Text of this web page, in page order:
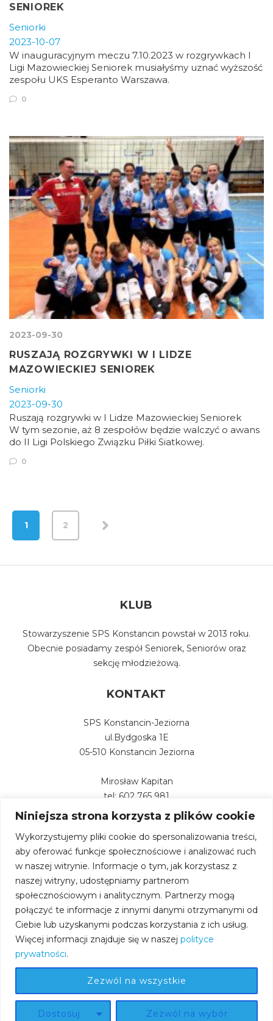
Niniejsza strona korzysta z plików cookie
Wykorzystujemy pliki cookie do spersonalizowania treści,
aby oferować funkcje społecznościowe i analizować ruch
w naszej witrynie. Informacje o tym, jak korzystasz z
naszej witryny, udostępniamy partnerom
społecznościowym i analitycznym. Partnerzy mogą
połączyć te informacje z innymi danymi otrzymanymi od
Ciebie lub uzyskanymi podczas korzystania z ich usług.
Więcej informacji znajduje się w naszej polityce
prywatności.
Dostosuj Zezwól na wybór
Zezwól na wszystkie
SENIOREK
Seniorki
2023-10-07
W inauguracyjnym meczu 7.10.2023 w rozgrywkach I
Ligi Mazowieckiej Seniorek musiałyśmy uznać wyższość
zespołu UKS Esperanto Warszawa.
0
2023-09-30
RUSZAJĄ ROZGRYWKI W I LIDZE
MAZOWIECKIEJ SENIOREK
Seniorki
2023-09-30
Ruszają rozgrywki w I Lidze Mazowieckiej Seniorek
W tym sezonie, aż 8 zespołów będzie walczyć o awans
do II Ligi Polskiego Związku Piłki Siatkowej.
0
1 2
KLUB
Stowarzyszenie SPS Konstancin powstał w 2013 roku.
Obecnie posiadamy zespół Seniorek, Seniorów oraz
sekcję młodzieżową.
KONTAKT
SPS Konstancin-Jeziorna
ul.Bydgoska 1E
05-510 Konstancin Jeziorna
Mirosław Kapitan
tel: 602 765 981
KLUB
POLITYKA PRYWATNOŚCI I PLIKÓW COOKIES
Copyright © 2023SPS Konstancin-JeziornaKatarzyna
Orłowicz